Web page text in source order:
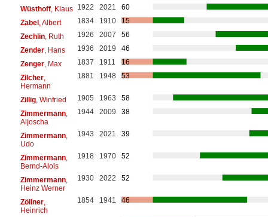
Wüsthoff, Klaus 1922 2021
60
Zabel, Albert 1834 1910
15
Zechlin, Ruth 1926 2007
56
Zender, Hans 1936 2019
46
Zenger, Max 1837 1911
16
Zilcher,
Hermann
1881 1948 53
Zillig, Winfried 1905 1963
58
Zimmermann,
Aljoscha
1944 2009 38
Zimmermann,
Udo
1943 2021 39
Zimmermann,
Bernd-Alois
1918 1970 52
Zimmermann,
Heinz Werner
1930 2022 52
Zöllner,
Heinrich
1854 1941 46